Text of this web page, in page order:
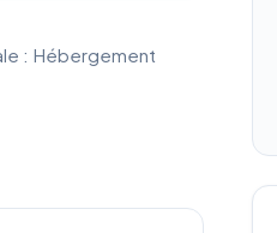
: Hébergement